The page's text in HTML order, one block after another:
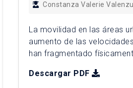
Constanza Valerie
La movilidad en las áreas
aumento de las
han fragmentado
Descargar PDF